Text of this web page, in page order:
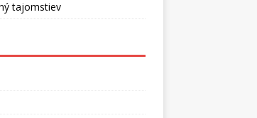
tajomstiev